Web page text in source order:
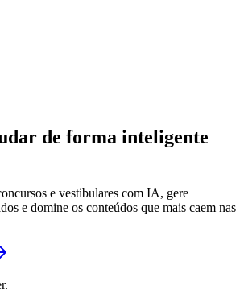
de forma inteligente
e vestibulares com IA, gere
e domine os conteúdos que mais caem nas